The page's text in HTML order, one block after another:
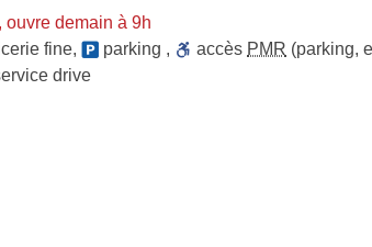
ouvre demain à 9h
fine, parking , accès PMR (parking,
drive